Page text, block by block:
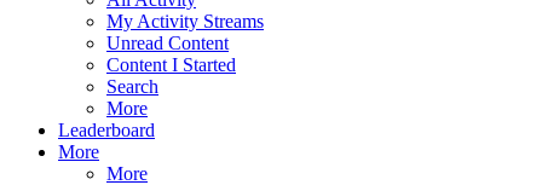
My Activity Streams
Unread Content
Content I Started
Search
More
Leaderboard
More
More